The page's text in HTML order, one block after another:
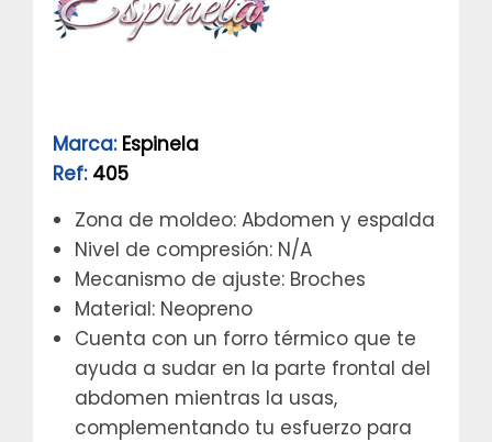
Marca: Espinela
Ref: 405
Zona de moldeo: Abdomen y espalda
Nivel de compresión: N/A
Mecanismo de ajuste: Broches
Material: Neopreno
Cuenta con un forro térmico que te
ayuda a sudar en la parte frontal del
abdomen mientras la usas,
complementando tu esfuerzo para